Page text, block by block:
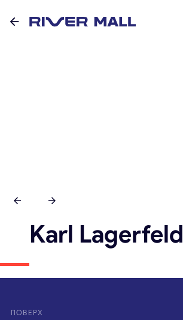
Karl Lagerfeld
ПОВЕРХ